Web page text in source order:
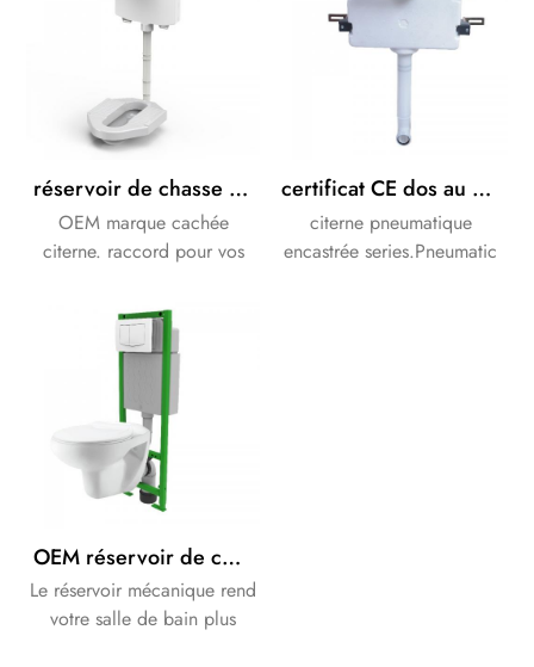
réservoir de chasse dissimulé mince mécanique dans le réservoir mural
OEM marque cachée
citerne. raccord pour vos
certificat CE dos au mur réservoir de chasse dissimulé
citerne pneumatique
encastrée series.Pneumatic
OEM réservoir de chasse dissimulé mince mécanique de marque
Le réservoir mécanique rend
votre salle de bain plus